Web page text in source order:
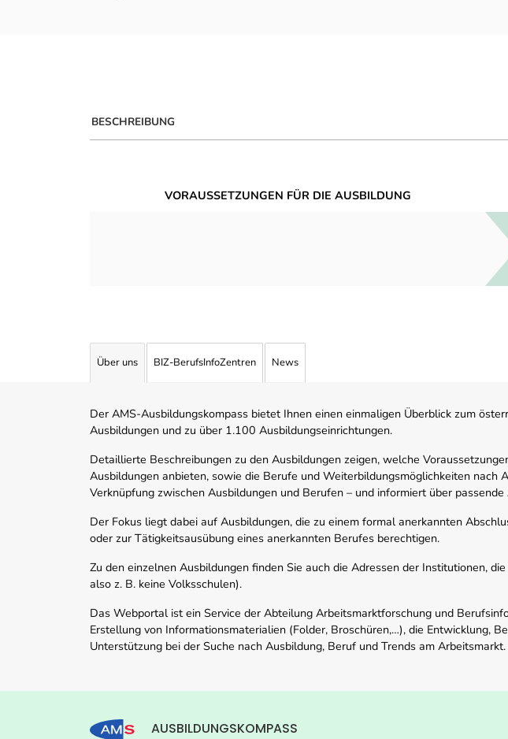
BESCHREIBUNG
VORAUSSETZUNGEN FÜR DIE AUSBILDUNG
Über uns BIZ-BerufsInfoZentren News
Der AMS-Ausbildungskompass bietet Ihnen einen einmaligen Überblick zum
Ausbildungen und zu über 1.100 Ausbildungseinrichtungen.
Detaillierte Beschreibungen zu den Ausbildungen zeigen, welche
Ausbildungen anbieten, sowie die Berufe und Weiterbildungsmöglichkeiten nach
Verknüpfung zwischen Ausbildungen und Berufen – und informiert über
Der Fokus liegt dabei auf Ausbildungen, die zu einem formal anerkannten
oder zur Tätigkeitsausübung eines anerkannten Berufes berechtigen.
Zu den einzelnen Ausbildungen finden Sie auch die Adressen der Institutionen,
also z. B. keine Volksschulen).
Das Webportal ist ein Service der Abteilung Arbeitsmarktforschung und
Erstellung von Informationsmaterialien (Folder, Broschüren,…), die Entwicklung,
Unterstützung bei der Suche nach Ausbildung, Beruf und Trends am Arbeitsmarkt.
AUSBILDUNGSKOMPASS